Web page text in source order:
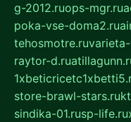
g-2012.ruops-mgr.ru
poka-vse-doma2.ru
tehosmotre.ru
raytor-d.ru
store-brawl-stars.ru
sindika-01.rusp-life.ru